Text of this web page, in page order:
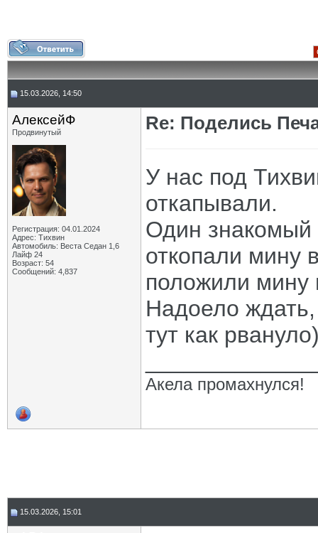
15.03.2026, 14:50
АлексейФ
Продвинутый
Регистрация: 04.01.2024
Адрес: Тихвин
Автомобиль: Веста Седан 1,6
Лайф 24
Возраст: 54
Сообщений: 4,837
Re: Поделись
У нас под
откапывали.
Один знакомый
откопали мину
положили мину
Надоело
тут как
Акела промахнулся!
15.03.2026, 15:01